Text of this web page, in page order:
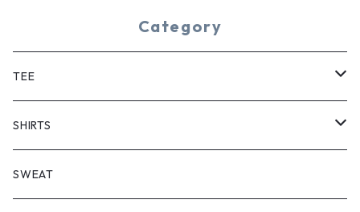
Category
TEE
SHORT SLEEVE
LONG SLEEVE
SHIRTS
SHORT SLEEVE
SWEAT